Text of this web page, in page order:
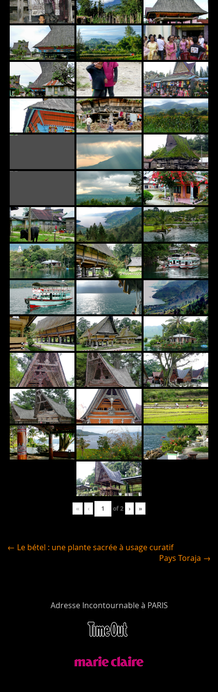
« ‹ of2 › »
← Le bétel : une plante sacrée à usage curatif
Pays Toraja →
Adresse Incontournable à PARIS